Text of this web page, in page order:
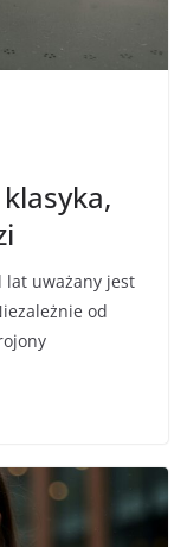
lat uważany jest
od